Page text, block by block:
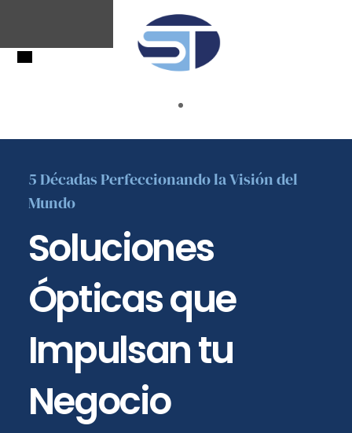
5 Décadas Perfeccionando la Visión del
Mundo
Soluciones
Ópticas que
Impulsan tu
Negocio